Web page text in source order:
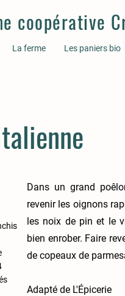
coopérative
La ferme Les paniers bio
Dans un grand
revenir les oignons
les noix de pin et le
bien enrober. Faire
de copeaux de
Adapté de L'Épicerie